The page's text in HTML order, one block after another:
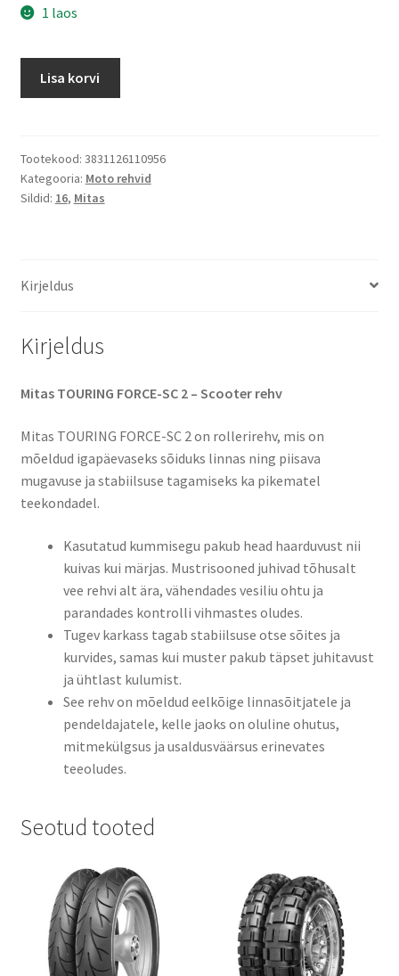
1 laos
52S
TOURING
FORCE-
(esirehv/tagarehv)
Lisa korvi
Tootekood: 3831126110956
Kategooria: Moto rehvid
Sildid: 16, Mitas
Kirjeldus
Kirjeldus
Mitas TOURING FORCE-SC 2 – Scooter rehv
Mitas TOURING FORCE-SC 2 on rollerirehv, mis on
mõeldud igapäevaseks sõiduks linnas ning piisava
mugavuse ja stabiilsuse tagamiseks ka pikematel
teekondadel.
Kasutatud kummisegu pakub head haarduvust nii
kuivas kui märjas. Mustrisooned juhivad tõhusalt
vee rehvi alt ära, vähendades vesiliu ohtu ja
parandades kontrolli vihmastes oludes.
Tugev karkass tagab stabiilsuse otse sõites ja
kurvides, samas kui muster pakub täpset juhitavust
ja ühtlast kulumist.
See rehv on mõeldud eelkõige linnasõitjatele ja
pendeldajatele, kelle jaoks on oluline ohutus,
mitmekülgsus ja usaldusväärsus erinevates
teeoludes.
Seotud tooted